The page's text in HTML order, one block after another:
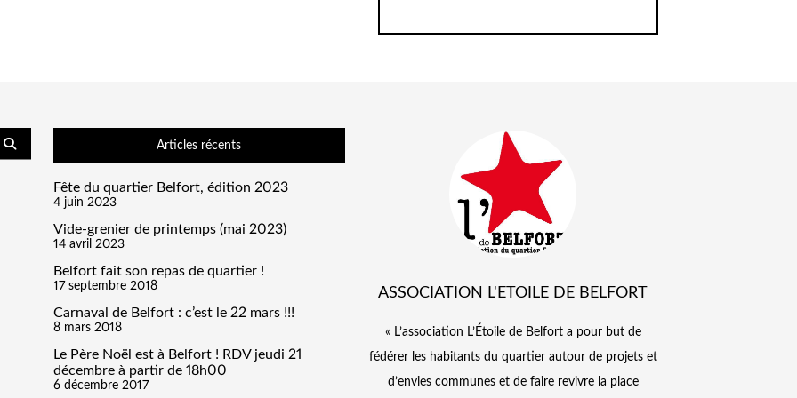
Articles récents
Fête du quartier Belfort, édition 2023
4 juin 2023
Vide-grenier de printemps (mai 2023)
14 avril 2023
Belfort fait son repas de quartier !
17 septembre 2018
Carnaval de Belfort : c’est le 22 mars !!!
8 mars 2018
Le Père Noël est à Belfort ! RDV jeudi 21
décembre à partir de 18h00
6 décembre 2017
ASSOCIATION L'ETOILE DE BELFORT
« L’association L’Étoile de Belfort a pour but de
fédérer les habitants du quartier autour de projets et
d’envies communes et de faire revivre la place